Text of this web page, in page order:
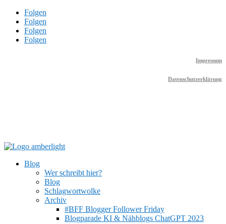
Folgen
Folgen
Folgen
Folgen
Impressum
Datenschutzerklärung
Blog
Wer schreibt hier?
Blog
Schlagwortwolke
Archiv
#BFF Blogger Follower Friday
Blogparade KI & Nähblogs ChatGPT 2023